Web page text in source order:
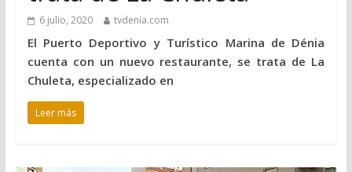
6 julio, 2020 tvdenia.com
El Puerto Deportivo y Turístico Marina de Dénia
cuenta con un nuevo restaurante, se trata de La
Chuleta, especializado en
Leer más